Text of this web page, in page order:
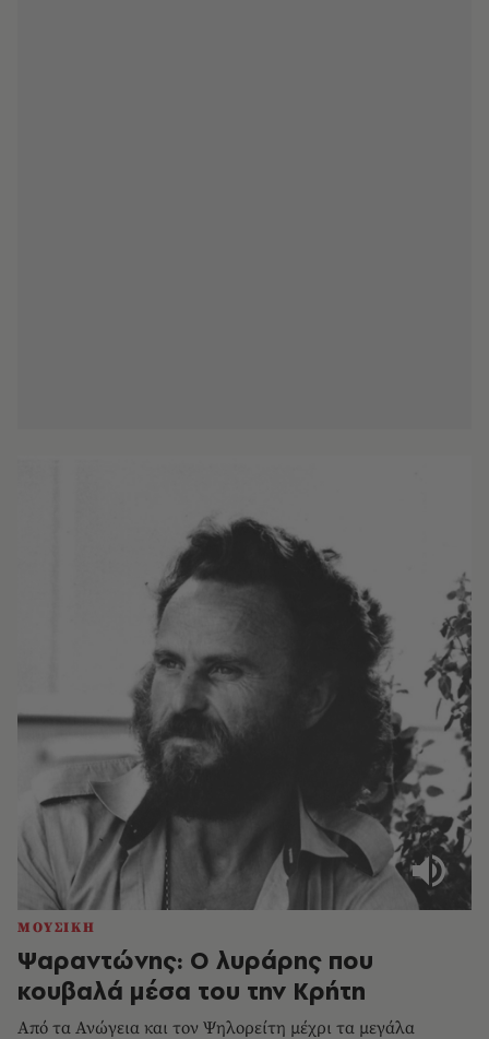
ΜΟΥΣΙΚΗ
Ψαραντώνης: Ο λυράρης που
κουβαλά μέσα του την Κρήτη
Από τα Ανώγεια και τον Ψηλορείτη μέχρι τα μεγάλα